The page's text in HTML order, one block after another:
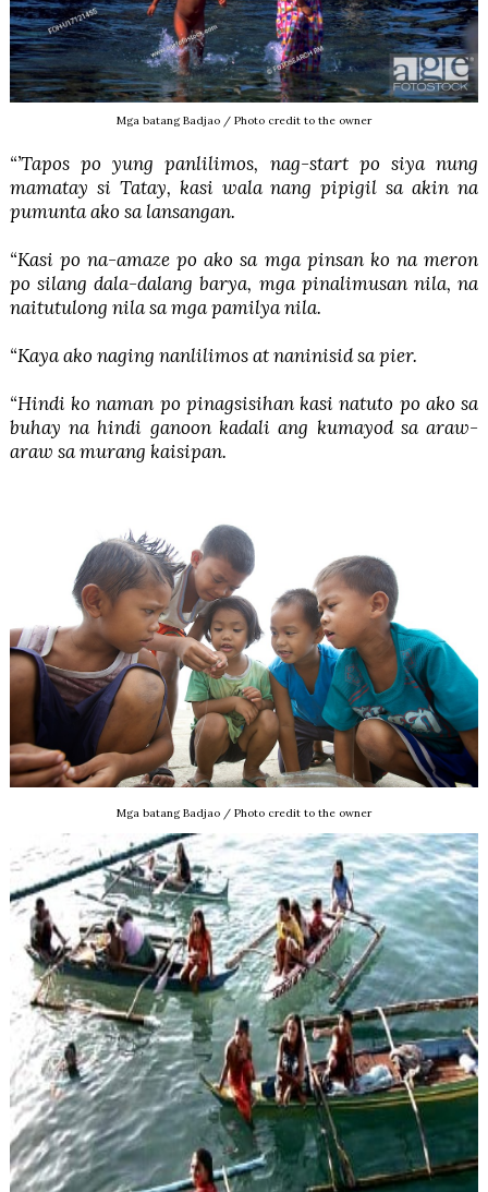
Mga batang Badjao / Photo credit to the owner
“’Tapos po yung panlilimos, nag-start po siya nung
mamatay si Tatay, kasi wala nang pipigil sa akin na
pumunta ako sa lansangan.
“Kasi po na-amaze po ako sa mga pinsan ko na meron
po silang dala-dalang barya, mga pinalimusan nila, na
naitutulong nila sa mga pamilya nila.
“Kaya ako naging nanlilimos at naninisid sa pier.
“Hindi ko naman po pinagsisihan kasi natuto po ako sa
buhay na hindi ganoon kadali ang kumayod sa araw-
araw sa murang kaisipan.
Mga batang Badjao / Photo credit to the owner